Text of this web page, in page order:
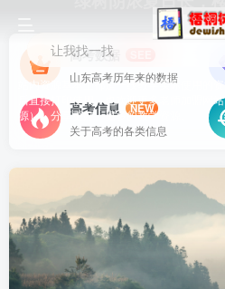
让我找一找
站内资源基本上都是一线教学实际使用的
后直接打印使用。也欢迎更多老师加盟网
源），分享更好、更多的教学资源。
高考数据
山东高考历年来的数据
高考信息
NEW
关于高考的各类信息